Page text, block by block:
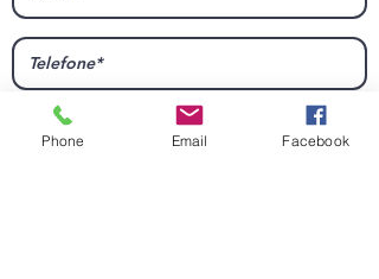
Phone Email Facebook